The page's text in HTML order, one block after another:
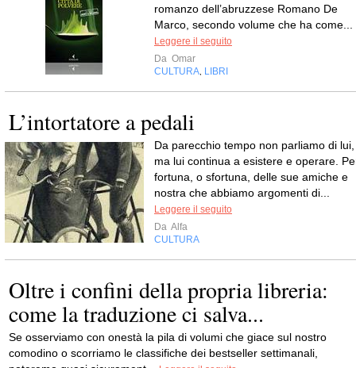
romanzo dell’abruzzese Romano De
Marco, secondo volume che ha come...
Leggere il seguito
Da Omar
CULTURA LIBRI
L’intortatore a pedali
Da parecchio tempo non parliamo di lui,
ma lui continua a esistere e operare.
fortuna, o sfortuna, delle sue amiche e
nostra che abbiamo argomenti di...
Leggere il seguito
Da Alfa
CULTURA
Oltre i confini della propria libreria:
come la traduzione ci salva...
Se osserviamo con onestà la pila di volumi che giace sul nostro
comodino o scorriamo le classifiche dei bestseller settimanali,